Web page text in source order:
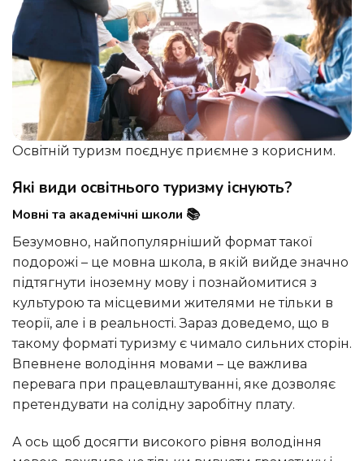
Освітній туризм поєднує приємне з корисним.
Які види освітнього туризму існують?
Мовні та академічні школи 📚
Безумовно, найпопулярніший формат такої
подорожі – це мовна школа, в якій вийде значно
підтягнути іноземну мову і познайомитися з
культурою та місцевими жителями не тільки в
теорії, але і в реальності. Зараз доведемо, що в
такому форматі туризму є чимало сильних сторін.
Впевнене володіння мовами – це важлива
перевага при працевлаштуванні, яке дозволяє
претендувати на солідну заробітну плату.
А ось щоб досягти високого рівня володіння